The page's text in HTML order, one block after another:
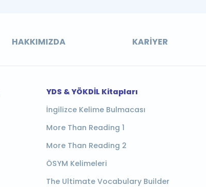
HAKKIMIZDA KARIYER
YDS & YÖKDİL Kitapları
İngilizce Kelime Bulmacası
More Than Reading 1
More Than Reading 2
ÖSYM Kelimeleri
The Ultimate Vocabulary Builder